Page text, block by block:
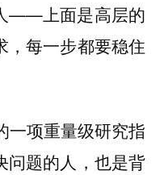
——上面是高层的
，每一步都要稳住
一项重量级研究指
问题的人，也是背